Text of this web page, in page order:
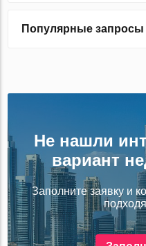
Популярные запросы
Не нашли
вариант
Заполните заявку и